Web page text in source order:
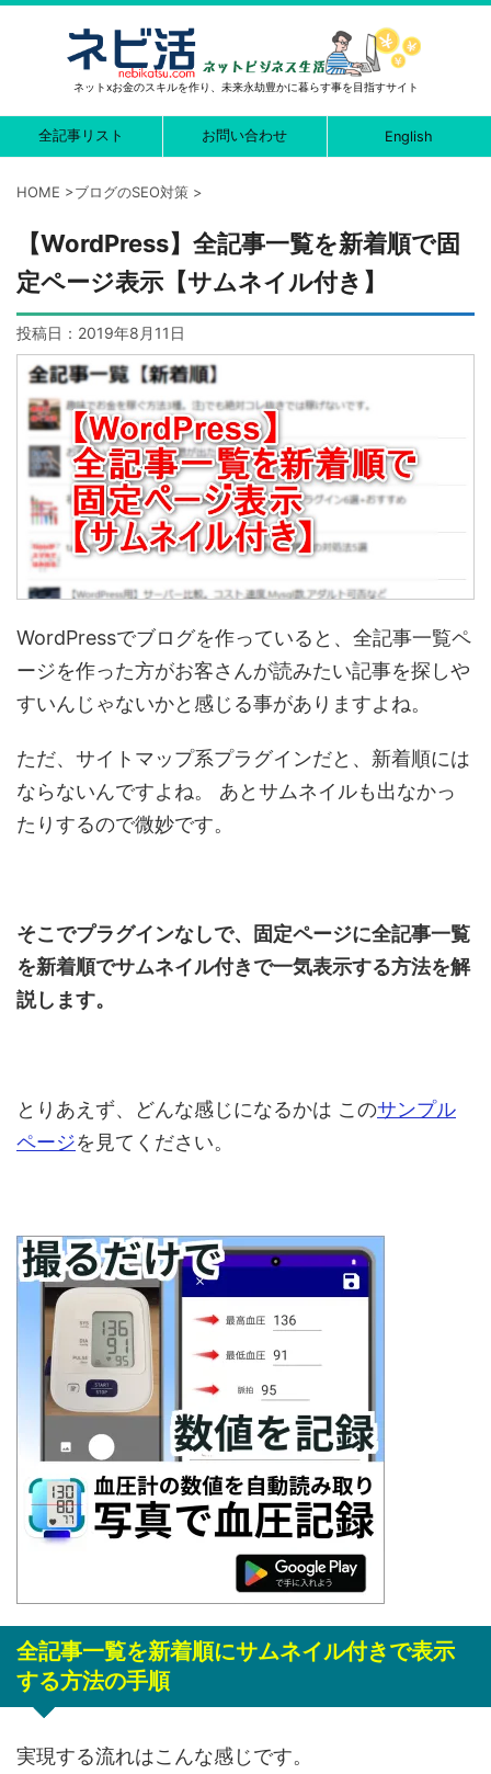
ネットxお金のスキルを作り、未来永劫豊かに暮らす事を目指すサイト
全記事リスト お問い合わせ English
HOME >ブログのSEO対策 >
【WordPress】全記事一覧を新着順で固
定ページ表示【サムネイル付き】
投稿日： 2019年8月11日
WordPressでブログを作っていると、全記事一覧ペ
ージを作った方がお客さんが読みたい記事を探しや
すいんじゃないかと感じる事がありますよね。
ただ、サイトマップ系プラグインだと、新着順には
ならないんですよね。
あとサムネイルも出なかっ
たりするので微妙です。
そこでプラグインなしで、固定ページに全記事一覧
を新着順でサムネイル付きで一気表示する方法を解
説します。
とりあえず、どんな感じになるかは このサンプル
ページを見てください。
全記事一覧を新着順にサムネイル付きで表示
する方法の手順
実現する流れはこんな感じです。